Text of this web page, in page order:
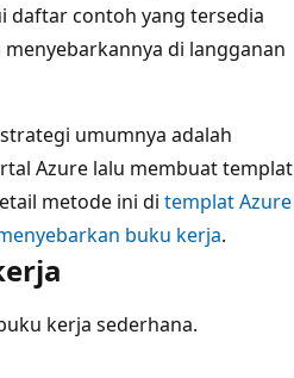
contoh yang tersedia
di langganan
umumnya adalah
Azure lalu membuat templat
metode ini di templat Azure
buku kerja.
kerja sederhana.